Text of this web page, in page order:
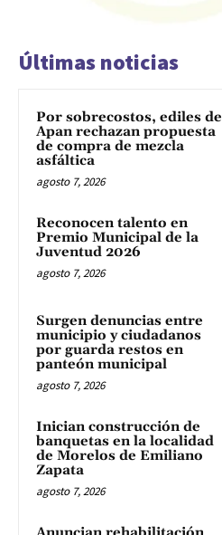
Últimas noticias
Por sobrecostos, ediles de
Apan rechazan propuesta
de compra de mezcla
asfáltica
agosto 7, 2026
Reconocen talento en
Premio Municipal de la
Juventud 2026
agosto 7, 2026
Surgen denuncias entre
municipio y ciudadanos
por guarda restos en
panteón municipal
agosto 7, 2026
Inician construcción de
banquetas en la localidad
de Morelos de Emiliano
Zapata
agosto 7, 2026